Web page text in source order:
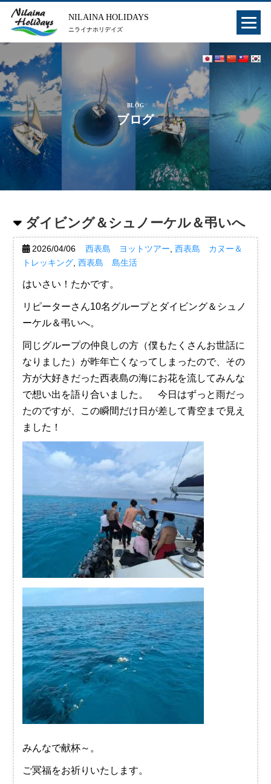
NILAINA HOLIDAYS
ニライナホリデイズ
BLOG
ブログ
ダイビング＆シュノーケル＆弔いへ
2026/04/06 西表島 ヨットツアー 西表島 カヌー＆
トレッキング, 西表島 島生活
はいさい！たかです。
リピーターさん10名グループとダイビング＆シュノ
ーケル＆弔いへ。
同じグループの仲良しの方（僕もたくさんお世話に
なりました）が昨年亡くなってしまったので、その
方が大好きだった西表島の海にお花を流してみんな
で想い出を語り合いました。 今日はずっと雨だっ
たのですが、この瞬間だけ日が差して青空まで見え
ました！
みんなで献杯～。
ご冥福をお祈りいたします。